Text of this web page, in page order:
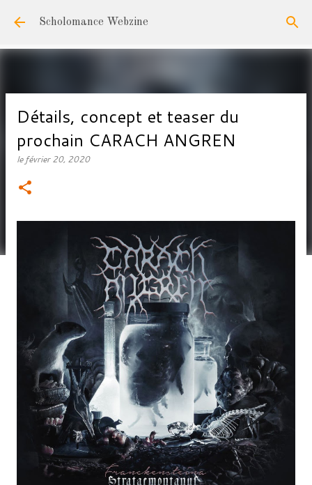
Accéder au contenu principal
Scholomance Webzine
Détails, concept et teaser du
prochain CARACH ANGREN
lefévrier 20, 2020